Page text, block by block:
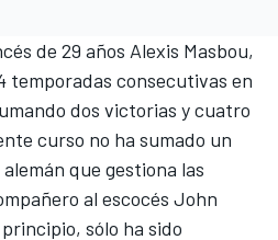
de 29 años Alexis Masbou,
temporadas consecutivas en
dos victorias y cuatro
curso no ha sumado un
que gestiona las
al escocés John
sólo ha sido